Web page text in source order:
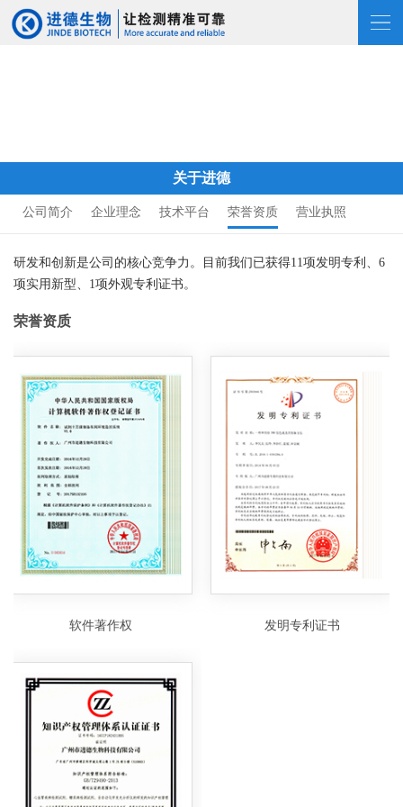
关于进德
公司简介 企业理念 技术平台 荣誉资质 营业执照
研发和创新是公司的核心竞争力。目前我们已获得11项发明专利、6
项实用新型、1项外观专利证书。
荣誉资质
软件著作权 发明专利证书